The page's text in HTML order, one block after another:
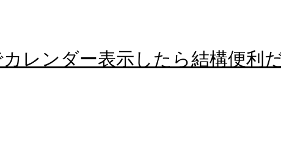
カレンダー表示したら結構便利